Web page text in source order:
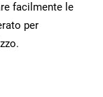
facilmente le
per